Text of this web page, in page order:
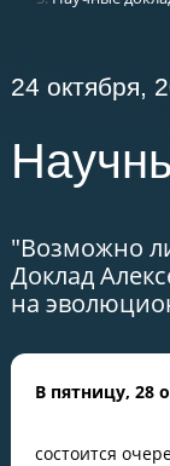
24 октября,
"Возможно
Доклад
на
В пятницу, 28
состоится